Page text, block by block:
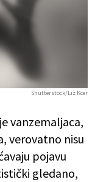
Shutterstock/Liz Kcer
vanzemaljaca,
verovatno nisu
pojavu
gledano,